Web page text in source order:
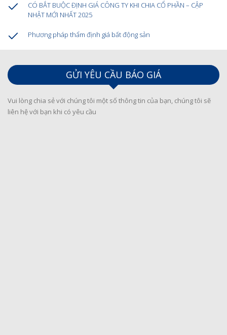
CÓ BẮT BUỘC ĐỊNH GIÁ CÔNG TY KHI CHIA CỔ PHẦN – CẬP
NHẬT MỚI NHẤT 2025
Phương pháp thẩm định giá bất động sản
GỬI YÊU CẦU BÁO GIÁ
Vui lòng chia sẻ với chúng tôi một số thông tin của bạn, chúng tôi sẽ
liên hệ với bạn khi có yêu cầu